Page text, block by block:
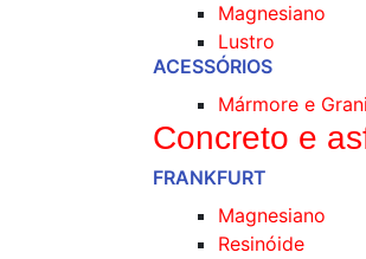
Magnesiano
Lustro
ACESSÓRIOS
Mármore e
Concreto e
FRANKFURT
Magnesiano
Resinóide